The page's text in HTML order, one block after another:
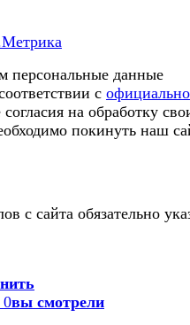
персональные данные
с
на обработку
покинуть наш
с сайта обязательно
0вы смотрели